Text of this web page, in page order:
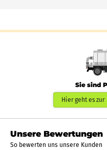
Sie sind
Hier geht es
Unsere Bewertungen
So bewerten uns unsere Kunden